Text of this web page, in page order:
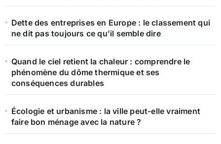
Dette des entreprises en Europe : le classement qui
ne dit pas toujours ce qu’il semble dire
Quand le ciel retient la chaleur : comprendre le
phénomène du dôme thermique et ses
conséquences durables
Écologie et urbanisme : la ville peut-elle vraiment
faire bon ménage avec la nature ?